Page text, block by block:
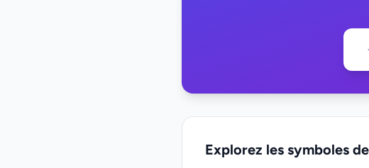
Explorez les symboles